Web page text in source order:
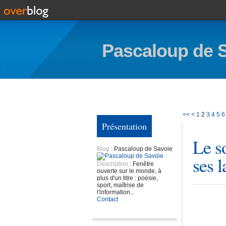
Pascaloup de
Présentation
Blog : Pascaloup de Savoie
Description : Fenêtre
ouverte sur le monde, à
plus d'un titre : poésie,
sport, maîtrise de
l'information...
Contact
<< < 1 2 3 4 5 6
Le
ses